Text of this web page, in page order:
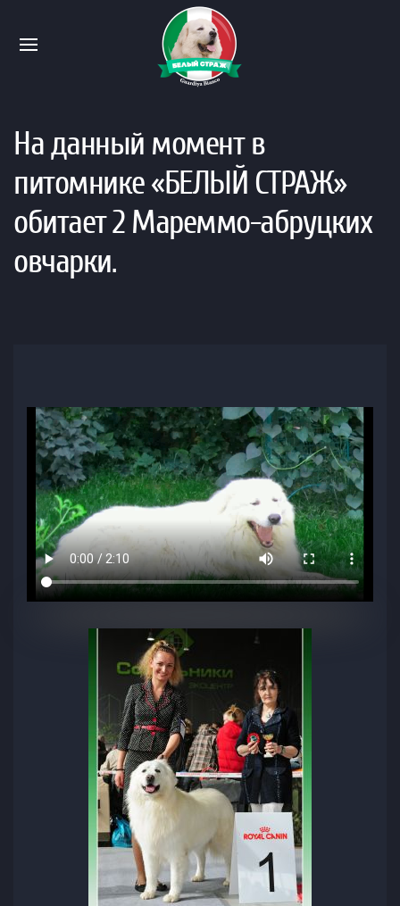
На данный момент в
питомнике «БЕЛЫЙ СТРАЖ»
обитает 2 Мареммо-абруцких
овчарки.